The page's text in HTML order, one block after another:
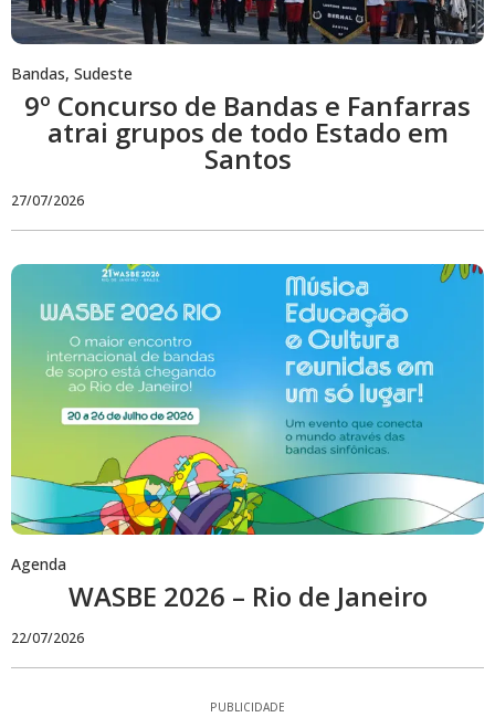
Bandas, Sudeste
9º Concurso de Bandas e Fanfarras
atrai grupos de todo Estado em
Santos
27/07/2026
Agenda
WASBE 2026 – Rio de Janeiro
22/07/2026
PUBLICIDADE